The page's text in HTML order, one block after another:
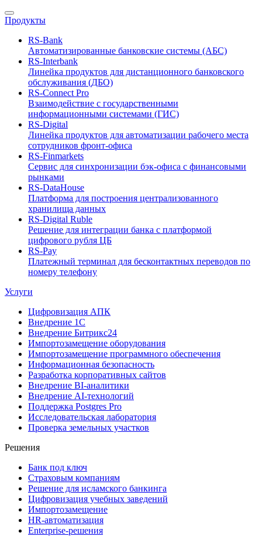
Продукты
RS-Bank
Автоматизированные банковские системы (АБС)
RS-Interbank
Линейка продуктов для дистанционного банковского
обслуживания (ДБО)
RS-Connect Pro
Взаимодействие с государственными
информационными системами (ГИС)
RS-Digital
Линейка продуктов для автоматизации рабочего места
сотрудников фронт-офиса
RS-Finmarkets
Сервис для синхронизации бэк-офиса с финансовыми
рынками
RS-DataHouse
Платформа для построения централизованного
хранилища данных
RS-Digital Ruble
Решение для интеграции банка с платформой
цифрового рубля ЦБ
RS-Pay
Платежный терминал для бесконтактных переводов по
номеру телефону
Услуги
Цифровизация АПК
Внедрение 1С
Внедрение Битрикс24
Импортозамещение оборудования
Импортозамещение программного обеспечения
Информационная безопасность
Разработка корпоративных сайтов
Внедрение BI-аналитики
Внедрение AI-технологий
Поддержка Postgres Pro
Исследовательская лаборатория
Проверка земельных участков
Решения
Банк под ключ
Страховым компаниям
Решение для исламского банкинга
Цифровизация учебных заведений
Импортозамещение
HR-автоматизация
Enterprise-решения